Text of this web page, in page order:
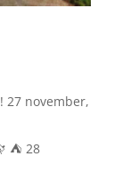
27 november,
⛺️ 28